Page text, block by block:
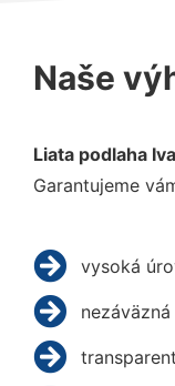
Naše
Liata podlaha
Garantujeme
vysoká